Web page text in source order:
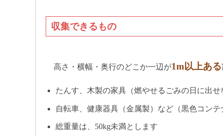
収集できるもの
高さ・横幅・奥行のどこか一辺が1m以上ある
たんす、木製の家具（燃やせるごみの日に出せ
自転車、健康器具（金属製）など（黒色コンテ
総重量は、50kg未満とします